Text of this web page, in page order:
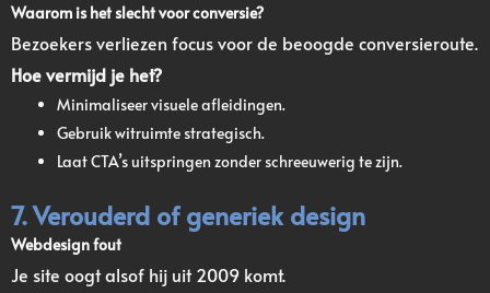
Waarom is het slecht voor conversie?
Bezoekers verliezen focus voor de beoogde conversieroute.
Hoe vermijd je het?
Minimaliseer visuele afleidingen.
Gebruik witruimte strategisch.
Laat CTA’s uitspringen zonder schreeuwerig te zijn.
7. Verouderd of generiek design
Webdesign fout
Je site oogt alsof hij uit 2009 komt.